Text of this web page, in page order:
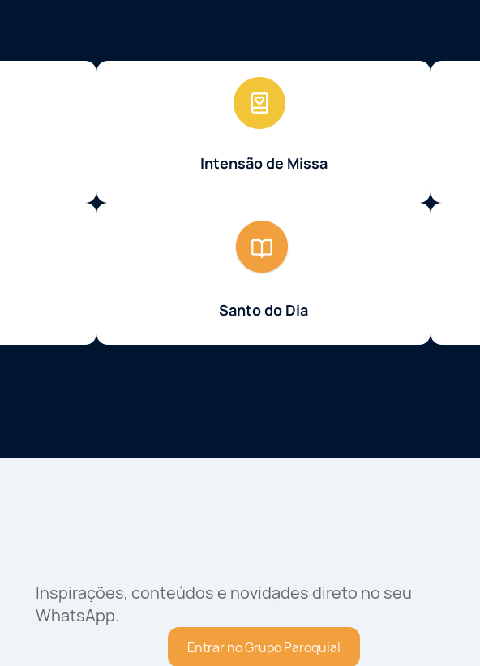
Intensão de Missa
Santo do Dia
Inspirações, conteúdos e novidades direto no seu
WhatsApp.
Entrar no Grupo Paroquial